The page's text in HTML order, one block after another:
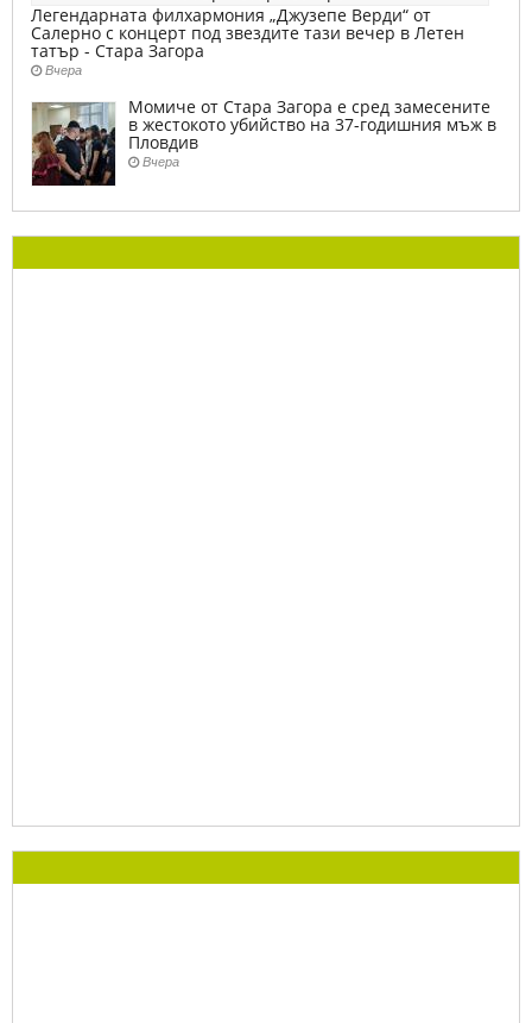
Легендарната филхармония „Джузепе Верди“ от
Салерно с концерт под звездите тази вечер в Летен
татър - Стара Загора
Вчера
Момиче от Стара Загора е сред замесените
в жестокото убийство на 37-годишния мъж в
Пловдив
Вчера